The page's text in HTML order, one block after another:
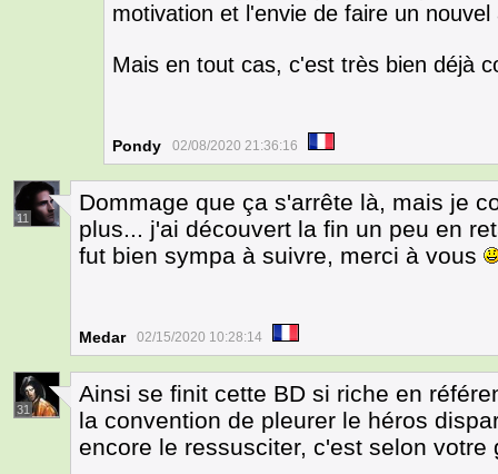
motivation et l'envie de faire un
Mais en tout cas, c'est très bien déjà
Pondy 02/08/2020 21:36:16
11
Dommage que ça s'arrête là, mais je
plus... j'ai découvert la fin un peu en
fut bien sympa à suivre, merci à vous
Medar 02/15/2020 10:28:14
31
Ainsi se finit cette BD si riche en
la convention de pleurer le héros
encore le ressusciter, c'est selon votre